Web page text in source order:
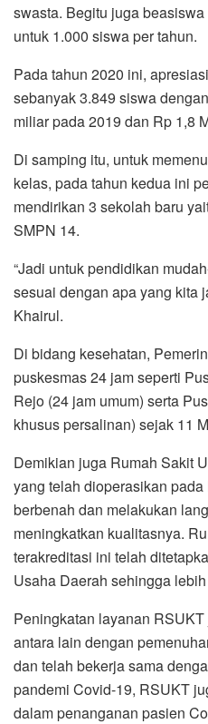
swasta. Begitu juga
untuk 1.000 siswa per tahun.
Pada tahun 2020 ini,
sebanyak 3.849 siswa
miliar pada 2019 dan Rp 1,8
Di samping itu, untuk
kelas, pada tahun kedua ini
mendirikan 3 sekolah baru
SMPN 14.
“Jadi untuk pendidikan
sesuai dengan apa yang kita
Khairul.
Di bidang kesehatan,
puskesmas 24 jam seperti
Rejo (24 jam umum) serta
khusus persalinan) sejak 11
Demikian juga Rumah Sakit
yang telah dioperasikan
berbenah dan melakukan
meningkatkan kualitasnya.
terakreditasi ini telah
Usaha Daerah sehingga
Peningkatan layanan
antara lain dengan
dan telah bekerja sama
pandemi Covid-19, RSUKT
dalam penanganan pasien